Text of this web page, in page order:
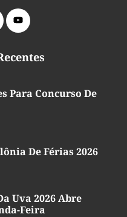
Para Concurso De
De Férias 2026
Uva 2026 Abre
Feira